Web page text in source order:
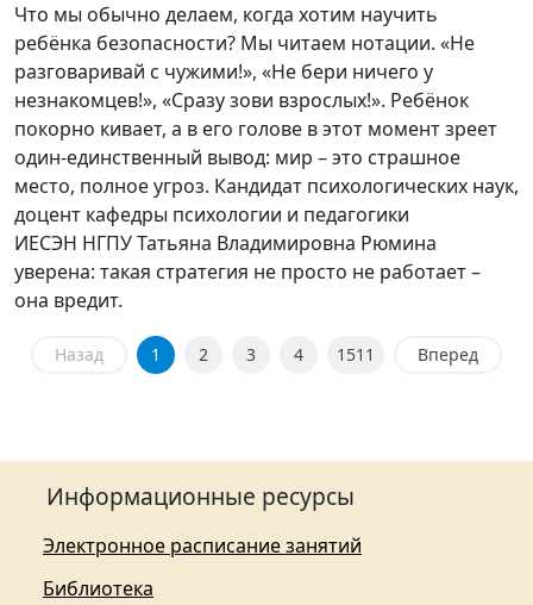
Что мы обычно делаем, когда хотим научить
ребёнка безопасности? Мы читаем нотации. «Не
разговаривай с чужими!», «Не бери ничего у
незнакомцев!», «Сразу зови взрослых!». Ребёнок
покорно кивает, а в его голове в этот момент зреет
один-единственный вывод: мир – это страшное
место, полное угроз. Кандидат психологических наук,
доцент кафедры психологии и педагогики
ИЕСЭН НГПУ Татьяна Владимировна Рюмина
уверена: такая стратегия не просто не работает –
она вредит.
Назад 1 2 3 4 1511 Вперед
Информационные ресурсы
Электронное расписание занятий
Библиотека